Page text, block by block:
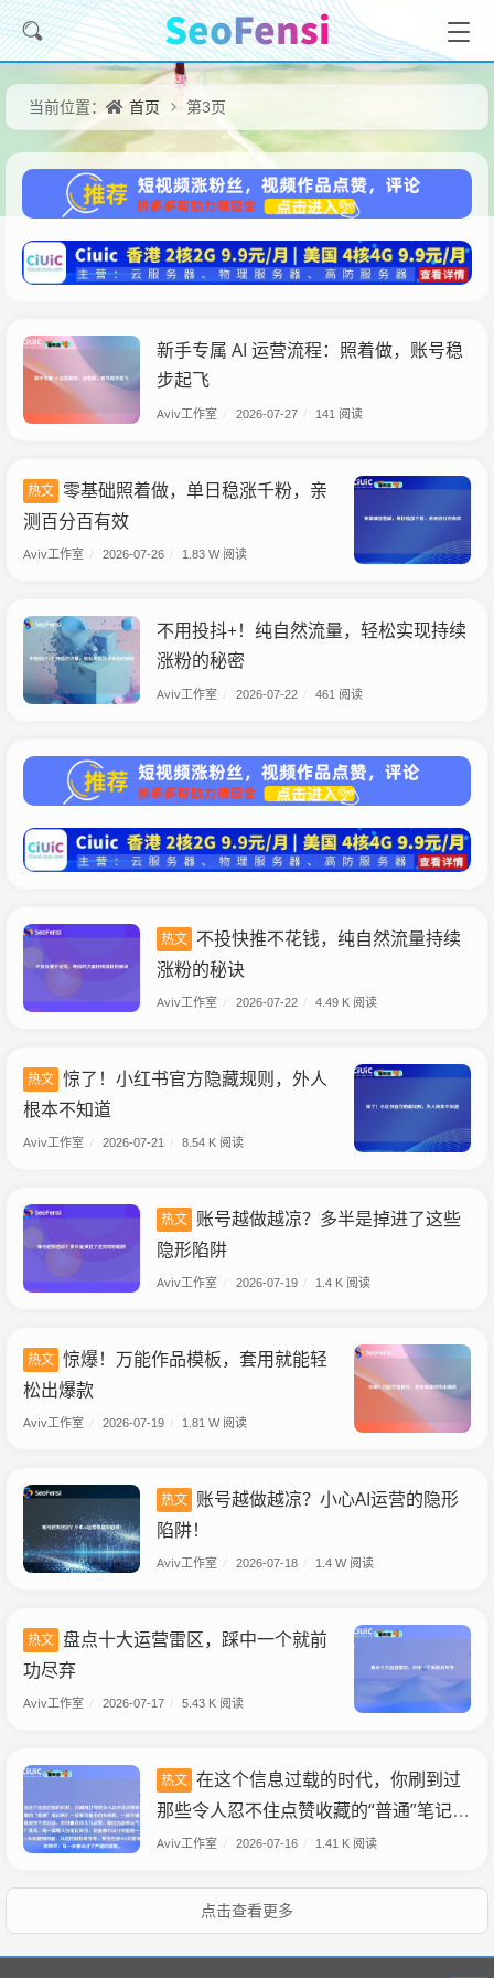
当前位置： 首页 第3页
新手专属 AI 运营流程：照着做，账号稳
步起飞
Aviv工作室 2026-07-27 141 阅读
热文 零基础照着做，单日稳涨千粉，亲
测百分百有效
Aviv工作室 2026-07-26 1.83 W 阅读
不用投抖+！纯自然流量，轻松实现持续
涨粉的秘密
Aviv工作室 2026-07-22 461 阅读
热文 不投快推不花钱，纯自然流量持续
涨粉的秘诀
Aviv工作室 2026-07-22 4.49 K 阅读
热文 惊了！小红书官方隐藏规则，外人
根本不知道
Aviv工作室 2026-07-21 8.54 K 阅读
热文 账号越做越凉？多半是掉进了这些
隐形陷阱
Aviv工作室 2026-07-19 1.4 K 阅读
热文 惊爆！万能作品模板，套用就能轻
松出爆款
Aviv工作室 2026-07-19 1.81 W 阅读
热文 账号越做越凉？小心AI运营的隐形
陷阱！
Aviv工作室 2026-07-18 1.4 W 阅读
热文 盘点十大运营雷区，踩中一个就前
功尽弃
Aviv工作室 2026-07-17 5.43 K 阅读
热文 在这个信息过载的时代，你刷到过
那些令人忍不住点赞收藏的“普通”笔记
吗？一张看似随手的书桌照、一段平铺
赞。你以为这是运气？其实，每一篇爆
火的笔记背后，都是精心设计的套路
——从标题到封面，从结构到互动引
Aviv工作室 2026-07-16 1.41 K 阅读
点击查看更多